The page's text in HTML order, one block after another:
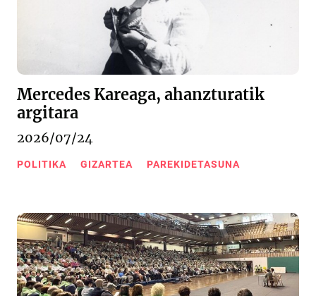
Mercedes Kareaga, ahanzturatik
argitara
2026/07/24
POLITIKA GIZARTEA PAREKIDETASUNA